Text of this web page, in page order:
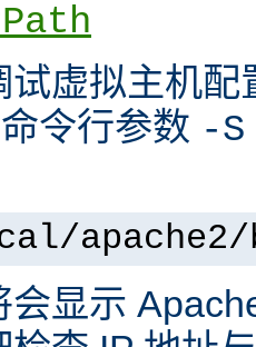
试虚拟主机配
令行参数 -S
会显示